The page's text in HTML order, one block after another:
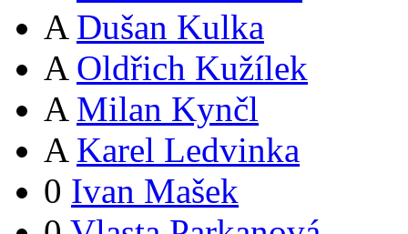
A Dušan Kulka
A Oldřich Kužílek
A Milan Kynčl
A Karel Ledvinka
0 Ivan Mašek